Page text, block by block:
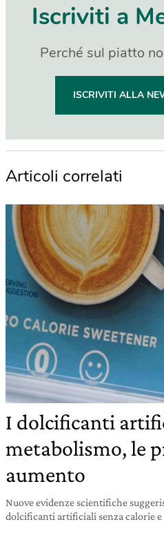
Iscriviti a
Perché sul piatto
ISCRIVITI ALLA
Articoli correlati
I dolcificanti
metabolismo, le
aumento
Nuove evidenze scientifiche
dolcificanti artificiali senza calorie